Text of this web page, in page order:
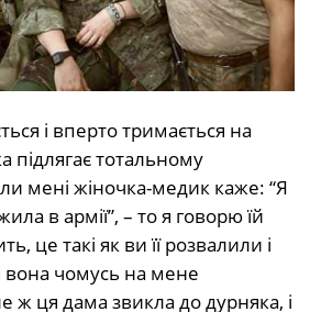
і вперто тримається на
підлягає тотальному
мені жіночка-медик каже: “Я
в армії”, – то я говорю їй
це такі як ви її розвалили і
вона чомусь на мене
ж ця дама звикла до дурняка, і